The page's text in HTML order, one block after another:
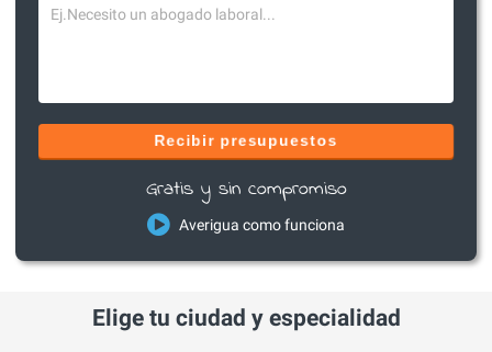
Recibir presupuestos
Gratis y sin compromiso
Averigua como funciona
Elige tu ciudad y especialidad